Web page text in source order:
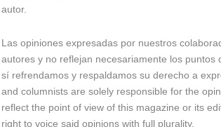
autor.
Las opiniones expresadas por nuestros
autores y no reflejan necesariamente los
sí refrendamos y respaldamos su derecho a
and columnists are solely responsible for the
reflect the point of view of this magazine or its
right to voice said opinions with full plurality.